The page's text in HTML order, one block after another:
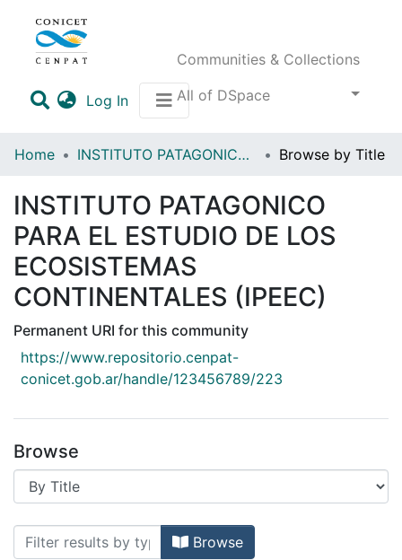
Communities & Collections
All of DSpace
Log In(current)
Home INSTITUTO PATAGONICO PARA EL ESTUDIO DE LOS ECOSISTEMAS CONTINENTALES (IPEEC) Browse by Title
INSTITUTO PATAGONICO
PARA EL ESTUDIO DE LOS
ECOSISTEMAS
CONTINENTALES (IPEEC)
Permanent URI for this community
https://www.repositorio.cenpat-
conicet.gob.ar/handle/123456789/223
Browse
Browsing INSTITUTO PATAGONICO
Browse